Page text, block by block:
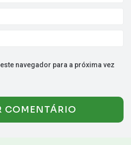
navegador para a próxima vez